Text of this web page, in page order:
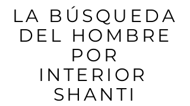
LA BÚSQUEDA
DEL HOMBRE
POR
INTERIOR
SHANTI